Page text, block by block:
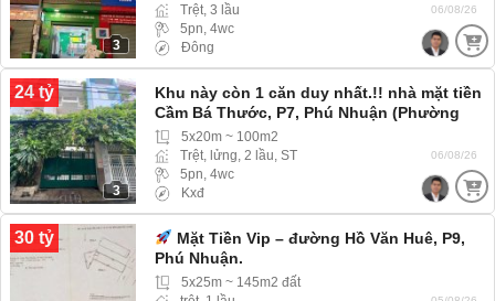
3
Trệt, 3 lầu
5pn, 4wc
Đông
06/08/26
24 tỷ
3
Khu này còn 1 căn duy nhất.!! nhà mặt tiền
Cầm Bá Thước, P7, Phú Nhuận (Phường
Cầu Kiệu)
5x20m ~ 100m2
Trệt, lửng, 2 lầu, ST
5pn, 4wc
Kxđ
06/08/26
30 tỷ
Mặt Tiền Vip – đường Hồ Văn Huê, P9,
Phú Nhuận.
5x25m ~ 145m2 đất